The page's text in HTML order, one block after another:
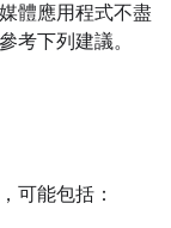
體應用程式不盡
考下列建議。
可能包括：